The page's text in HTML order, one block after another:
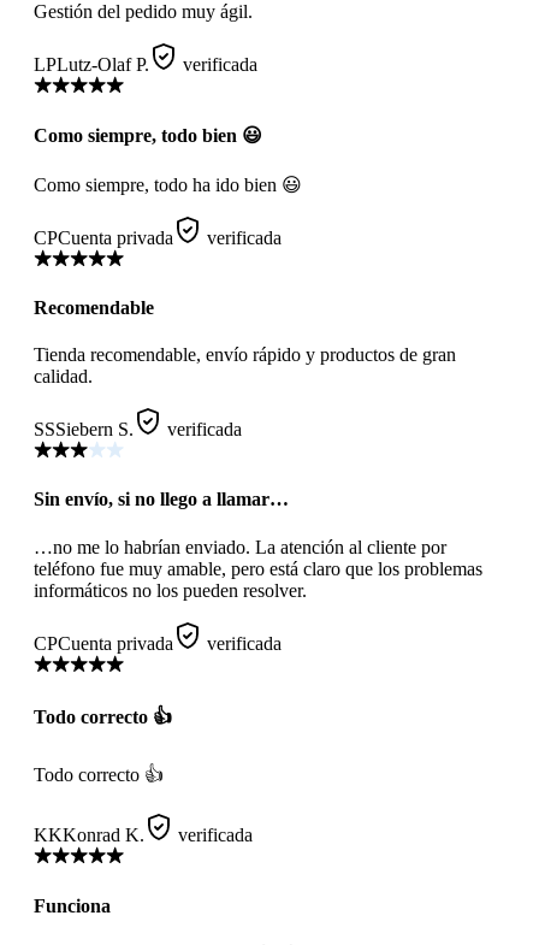
Gestión del pedido muy ágil.
LPLutz-Olaf P. verificada
Como siempre, todo bien 😃
Como siempre, todo ha ido bien 😃
CPCuenta privada verificada
Recomendable
Tienda recomendable, envío rápido y productos de gran
calidad.
SSSiebern S. verificada
Sin envío, si no llego a llamar…
…no me lo habrían enviado. La atención al cliente por
teléfono fue muy amable, pero está claro que los problemas
informáticos no los pueden resolver.
CPCuenta privada verificada
Todo correcto 👍
Todo correcto 👍
KKKonrad K. verificada
Funciona